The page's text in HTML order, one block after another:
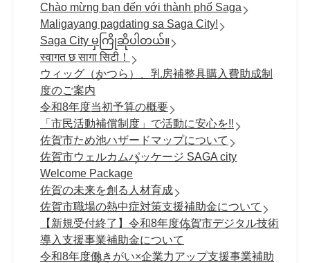
Chào mừng bạn đến với thành phố Saga
Maligayang pagdating sa Saga City!
Saga City မှကြိုဆိုပါတယ်။
स्वागत छ सागा सिटी！
ウィッグ（かつら）、乳房補整具購入費助成制
度のご案内
令和8年度当初予算の概要
「市民活動補償制度」で活動に安心を!!
佐賀市ため池ハザードマップについて
佐賀市ウェルカムパッケージ SAGA city
Welcome Package
佐賀の未来を創る人材育成
佐賀市職場の熱中症対策支援補助金について
【新規受付終了】令和8年度佐賀市デジタル技術
導入支援事業補助金について
令和8年度働きがい×企業力アップ支援事業補助